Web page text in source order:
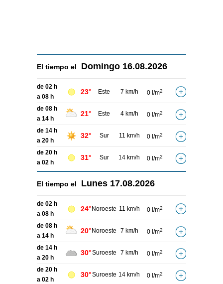
El tiempo el Domingo 16.08.2026
de 02 h
a 08 h
23° Este 7 km/h 0 l/m2
de 08 h
a 14 h
21° Este 4 km/h 0 l/m2
de 14 h
a 20 h
32° Sur 11 km/h 0 l/m2
de 20 h
a 02 h
31° Sur 14 km/h 0 l/m2
El tiempo el Lunes 17.08.2026
de 02 h
a 08 h
24° Noroeste 11 km/h 0 l/m2
de 08 h
a 14 h
20° Noroeste 7 km/h 0 l/m2
de 14 h
a 20 h
30°Suroeste 7 km/h 0 l/m2
de 20 h
a 02 h
30°Suroeste 14 km/h 0 l/m2